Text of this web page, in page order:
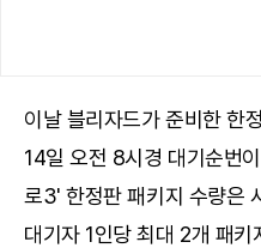
이날 블리자드가 준비한 한
14일 오전 8시경 대기순번
로3' 한정판 패키지 수량은
대기자 1인당 최대 2개 패